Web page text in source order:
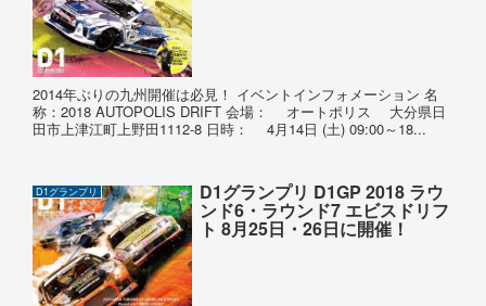
2014年ぶりの九州開催は必見！ イベントインフォメーション 名
称：2018 AUTOPOLIS DRIFT 会場： オートポリス 大分県日
田市上津江町上野田1112-8 日時： 4月14日 (土) 09:00～18...
D1グランプリ D1グランプリ D1GP 2018 ラウ
ンド6・ラウンド7 エビスドリフ
ト 8月25日・26日に開催！